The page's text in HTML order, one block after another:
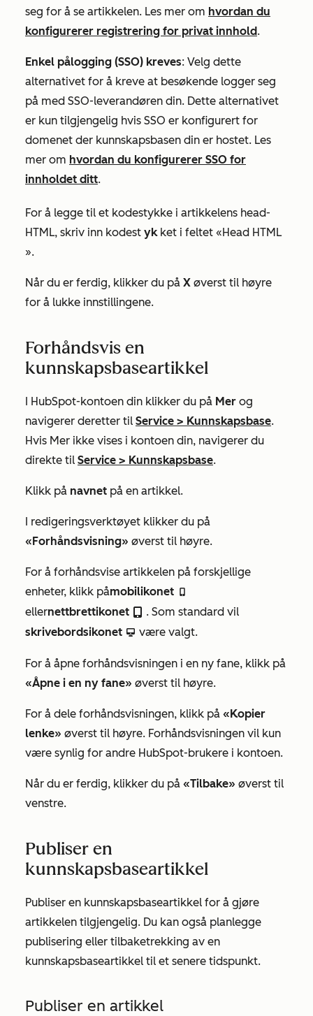
seg for å se artikkelen. Les mer om hvordan du
konfigurerer registrering for privat innhold.
Enkel pålogging (SSO) kreves: Velg dette
alternativet for å kreve at besøkende logger seg
på med SSO-leverandøren din. Dette alternativet
er kun tilgjengelig hvis SSO er konfigurert for
domenet der kunnskapsbasen din er hostet. Les
mer om hvordan du konfigurerer SSO for
innholdet ditt.
For å legge til et kodestykke i artikkelens head-
HTML, skriv inn kodest ykket i feltet «Head HTML
».
Når du er ferdig, klikker du på X øverst til høyre
for å lukke innstillingene.
Forhåndsvis en
kunnskapsbaseartikkel
I HubSpot-kontoen din klikker du på Mer og
navigerer deretter til Service > Kunnskapsbase.
Hvis Mer ikke vises i kontoen din, navigerer du
direkte til Service > Kunnskapsbase.
Klikk på navnet på en artikkel.
I redigeringsverktøyet klikker du på
«Forhåndsvisning» øverst til høyre.
For å forhåndsvise artikkelen på forskjellige
enheter, klikk påmobilikonet mobileIcon
ellernettbrettikonet tabletIcon . Som standard vil
skrivebordsikonet desktopIcon være valgt.
For å åpne forhåndsvisningen i en ny fane, klikk på
«Åpne i en ny fane» øverst til høyre.
For å dele forhåndsvisningen, klikk på «Kopier
lenke» øverst til høyre. Forhåndsvisningen vil kun
være synlig for andre HubSpot-brukere i kontoen.
Når du er ferdig, klikker du på «Tilbake» øverst til
venstre.
Publiser en
kunnskapsbaseartikkel
Publiser en kunnskapsbaseartikkel for å gjøre
artikkelen tilgjengelig. Du kan også planlegge
publisering eller tilbaketrekking av en
kunnskapsbaseartikkel til et senere tidspunkt.
Publiser en artikkel